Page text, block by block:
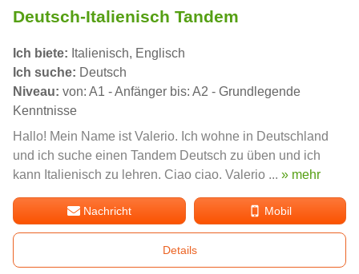
Deutsch-Italienisch Tandem
Ich biete: Italienisch, Englisch
Ich suche: Deutsch
Niveau: von: A1 - Anfänger bis: A2 - Grundlegende
Kenntnisse
Hallo! Mein Name ist Valerio. Ich wohne in Deutschland
und ich suche einen Tandem Deutsch zu üben und ich
kann Italienisch zu lehren. Ciao ciao. Valerio ... » mehr
Nachricht Mobil
Details